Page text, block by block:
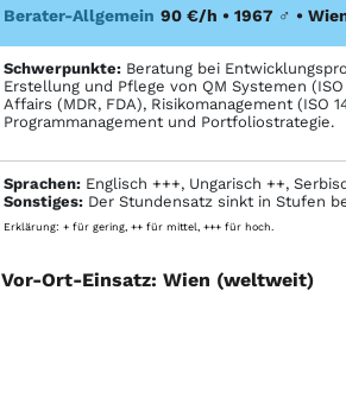
Berater-Allgemein 90 €/h • 1967 ♂ •
Schwerpunkte:Beratung bei
Erstellung und Pflege von QM Systemen
Affairs (MDR, FDA), Risikomanagement (ISO
Programmanagement und Portfoliostrategie.
Sprachen:Englisch +++, Ungarisch ++,
Sonstiges:Der Stundensatz sinkt in Stufen
Erklärung: + für gering, ++ für mittel, +++ für hoch.
Vor-Ort-Einsatz: Wien (weltweit)